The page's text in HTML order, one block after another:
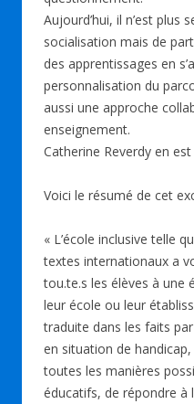
o
k
n p
p
Aujourd’hui, il n’est plus
socialisation mais de
des apprentissages en
personnalisation du
aussi une approche
enseignement.
Catherine Reverdy en est
Voici le résumé de cet
« L’école inclusive telle
textes internationaux a
tou.te.s les élèves à une
leur école ou leur
traduite dans les faits
en situation de
toutes les manières
éducatifs, de répondre à